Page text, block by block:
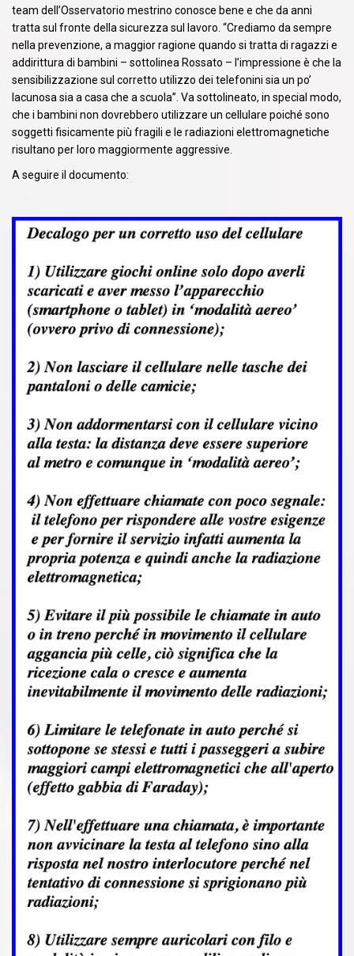
team dell’Osservatorio mestrino conosce bene e che da anni
tratta sul fronte della sicurezza sul lavoro. “Crediamo da sempre
nella prevenzione, a maggior ragione quando si tratta di ragazzi e
addirittura di bambini – sottolinea Rossato – l’impressione è che la
sensibilizzazione sul corretto utilizzo dei telefonini sia un po’
lacunosa sia a casa che a scuola”. Va sottolineato, in special modo,
che i bambini non dovrebbero utilizzare un cellulare poiché sono
soggetti fisicamente più fragili e le radiazioni elettromagnetiche
risultano per loro maggiormente aggressive.
A seguire il documento: